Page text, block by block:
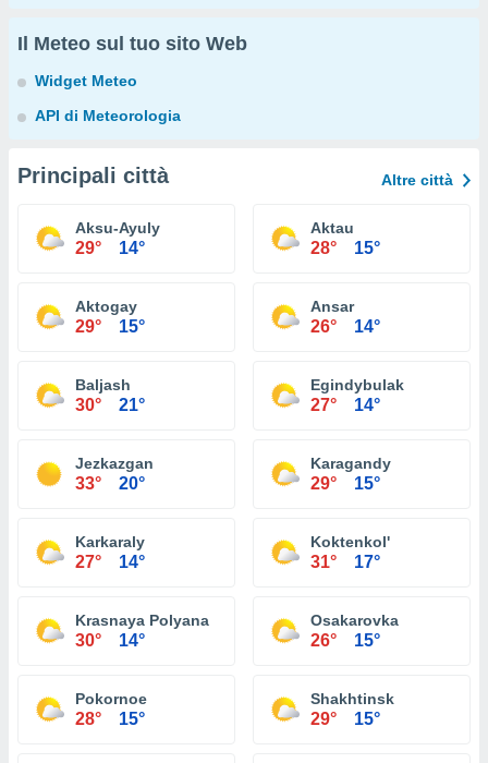
Il Meteo sul tuo sito Web
Widget Meteo
API di Meteorologia
Principali città Altre città
Aksu-Ayuly
29° 14°
Aktau
28° 15°
Aktogay
29° 15°
Ansar
26° 14°
Baljash
30° 21°
Egindybulak
27° 14°
Jezkazgan
33° 20°
Karagandy
29° 15°
Karkaraly
27° 14°
Koktenkol'
31° 17°
Krasnaya Polyana
30° 14°
Osakarovka
26° 15°
Pokornoe
28° 15°
Shakhtinsk
29° 15°